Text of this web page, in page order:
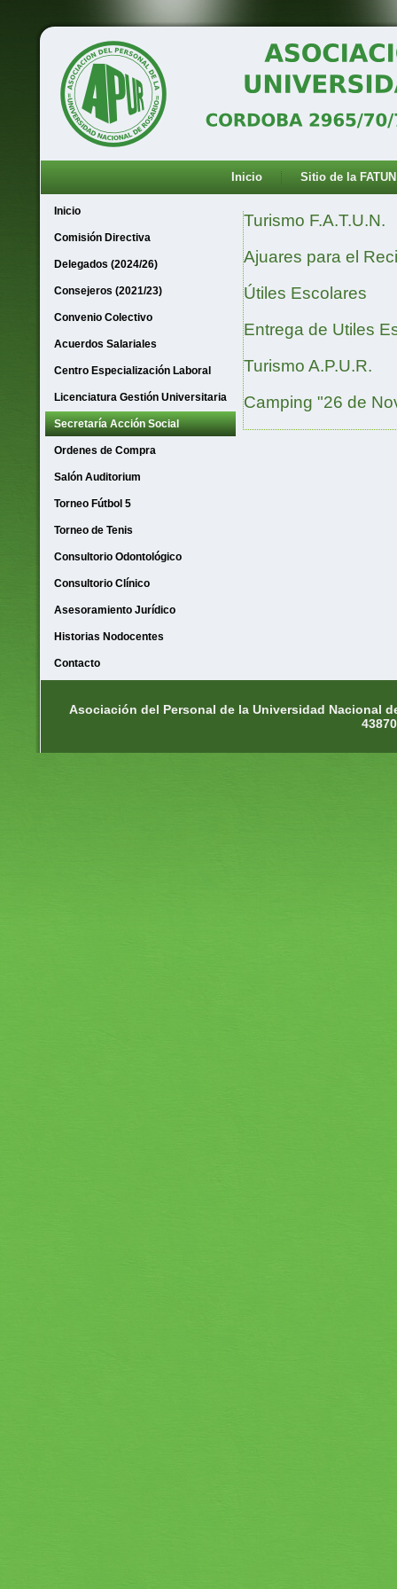
Inicio Sitio de la FATUN
Inicio
Comisión Directiva
Delegados (2024/26)
Consejeros (2021/23)
Convenio Colectivo
Acuerdos Salariales
Centro Especialización Laboral
Licenciatura Gestión Universitaria
Secretaría Acción Social
Ordenes de Compra
Salón Auditorium
Torneo Fútbol 5
Torneo de Tenis
Consultorio Odontológico
Consultorio Clínico
Asesoramiento Jurídico
Historias Nodocentes
Contacto
Turismo F.A.T.U.N.
Ajuares para el
Útiles Escolares
Entrega de Utiles
Turismo A.P.U.R.
Camping "26 de
Asociación del Personal de la Universidad Nacional